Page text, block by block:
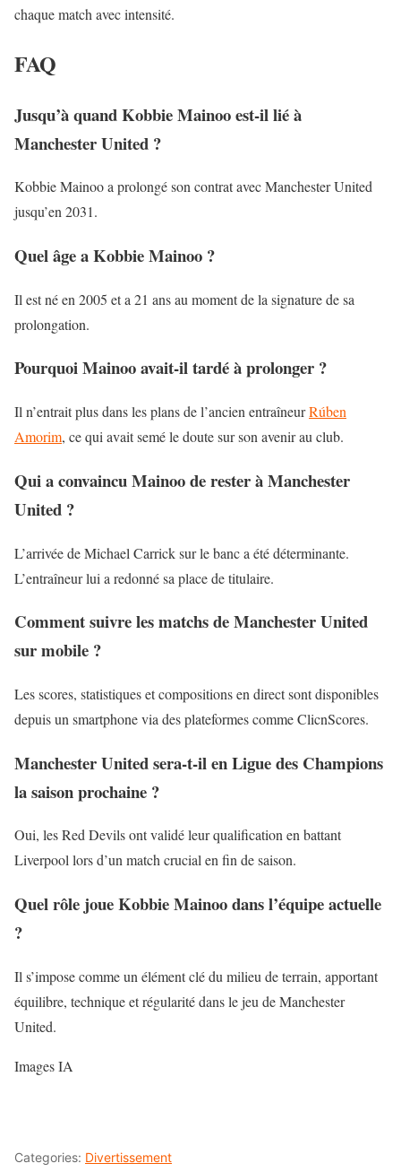
chaque match avec intensité.
FAQ
Jusqu’à quand Kobbie Mainoo est-il lié à
Manchester United ?
Kobbie Mainoo a prolongé son contrat avec Manchester United
jusqu’en 2031.
Quel âge a Kobbie Mainoo ?
Il est né en 2005 et a 21 ans au moment de la signature de sa
prolongation.
Pourquoi Mainoo avait-il tardé à prolonger ?
Il n’entrait plus dans les plans de l’ancien entraîneurRúben
Amorim, ce qui avait semé le doute sur son avenir au club.
Qui a convaincu Mainoo de rester à Manchester
United ?
L’arrivée de Michael Carrick sur le banc a été déterminante.
L’entraîneur lui a redonné sa place de titulaire.
Comment suivre les matchs de Manchester United
sur mobile ?
Les scores, statistiques et compositions en direct sont disponibles
depuis un smartphone via des plateformes comme ClicnScores.
Manchester United sera-t-il en Ligue des Champions
la saison prochaine ?
Oui, les Red Devils ont validé leur qualification en battant
Liverpool lors d’un match crucial en fin de saison.
Quel rôle joue Kobbie Mainoo dans l’équipe actuelle
?
Il s’impose comme un élément clé du milieu de terrain, apportant
équilibre, technique et régularité dans le jeu de Manchester
United.
Images IA
Categories: Divertissement